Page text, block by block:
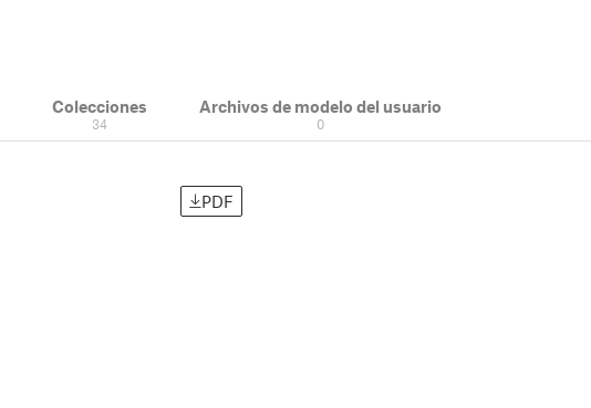
Colecciones
34
Archivos de modelo del usuario
0
PDF